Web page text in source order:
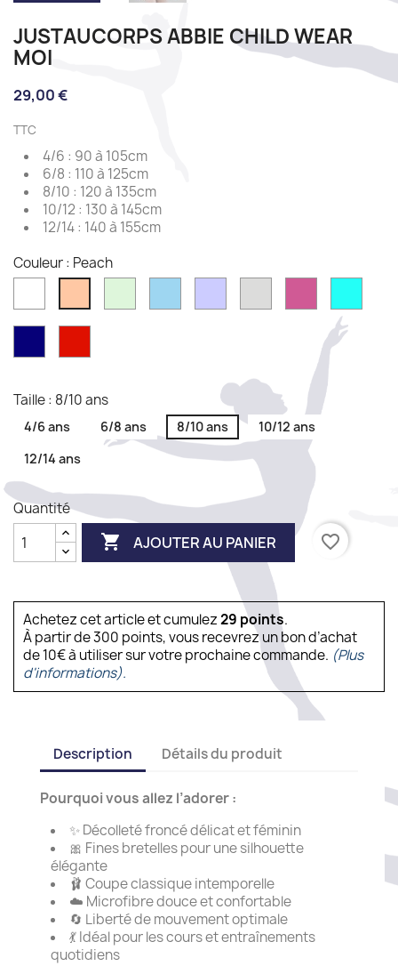
JUSTAUCORPS ABBIE CHILD WEAR
MOI
29,00 €
TTC
4/6 : 90 à 105cm
6/8 : 110 à 125cm
8/10 : 120 à 135cm
10/12 : 130 à 145cm
12/14 : 140 à 155cm
Couleur : Peach
Taille : 8/10 ans
4/6 ans 6/8 ans 8/10 ans
10/12 ans
12/14 ans
Quantité
 AJOUTER AU PANIER favorite_border
Achetez cet article et cumulez29 points.
À partir de 300 points, vous recevrez un bon d’achat
de 10€ à utiliser sur votre prochaine commande. (Plus
d'informations).
Description Détails du produit
Pourquoi vous allez l’adorer :
✨ Décolleté froncé délicat et féminin
🎀 Fines bretelles pour une silhouette
élégante
🩰 Coupe classique intemporelle
☁️ Microfibre douce et confortable
🔄 Liberté de mouvement optimale
💃 Idéal pour les cours et entraînements
quotidiens